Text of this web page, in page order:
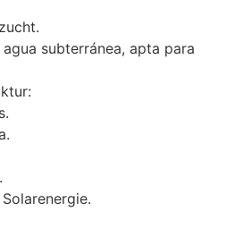
subterránea, apta para